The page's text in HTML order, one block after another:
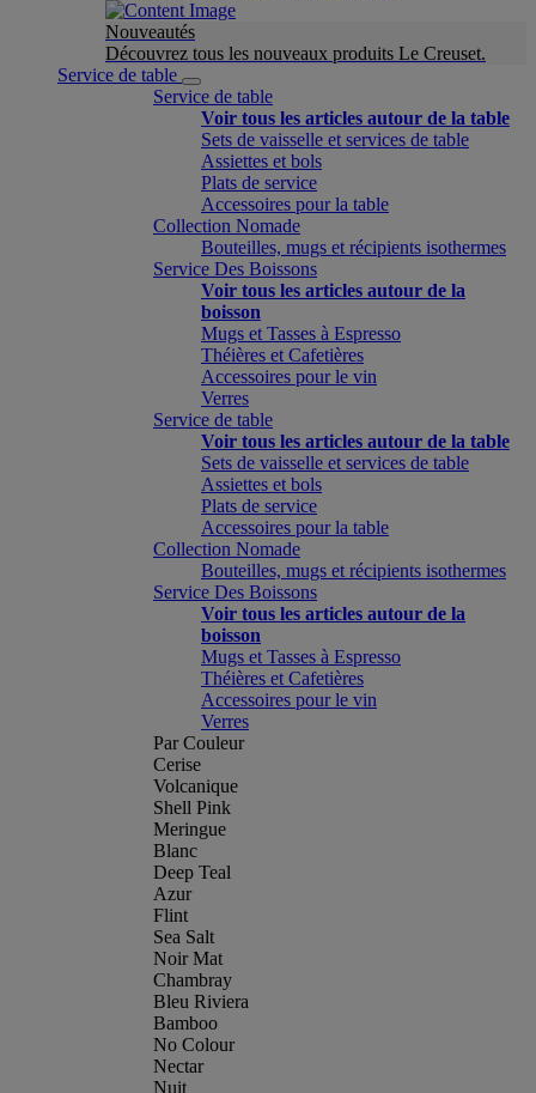
Nouveautés
Découvrez tous les nouveaux produits Le Creuset.
Service de table
Service de table
Voir tous les articles autour de la table
Sets de vaisselle et services de table
Assiettes et bols
Plats de service
Accessoires pour la table
Collection Nomade
Bouteilles, mugs et récipients isothermes
Service Des Boissons
Voir tous les articles autour de la
boisson
Mugs et Tasses à Espresso
Théières et Cafetières
Accessoires pour le vin
Verres
Service de table
Voir tous les articles autour de la table
Sets de vaisselle et services de table
Assiettes et bols
Plats de service
Accessoires pour la table
Collection Nomade
Bouteilles, mugs et récipients isothermes
Service Des Boissons
Voir tous les articles autour de la
boisson
Mugs et Tasses à Espresso
Théières et Cafetières
Accessoires pour le vin
Verres
Par Couleur
Cerise
Volcanique
Shell Pink
Meringue
Blanc
Deep Teal
Azur
Flint
Sea Salt
Noir Mat
Chambray
Bleu Riviera
Bamboo
No Colour
Nectar
Nuit